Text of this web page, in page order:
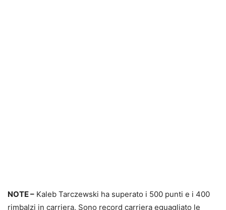
NOTE – Kaleb Tarczewski ha superato i 500 punti e i 400
rimbalzi in carriera. Sono record carriera eguagliato le